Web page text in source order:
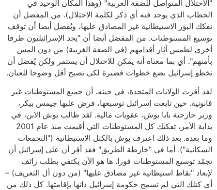
"الاحتلال المتواصل للضفة الغربية" (وهذا المكان الوحيد في
الخطاب الذي يوجد فيه أي ذكر لكلمة الاحتلال). من المفضل أن
تفكك البؤر الاستيطانية غير المصادق عليها، ويُفضل أيضا أن توقف
توسيع المستوطنات. من المفضل أيضا أن "يجد الإسرائيليون طرقا
أخرى لطمس آثار أقدامهم (في الضفة الغربية) من دون المس
بأمنهم". أي بما معناه أنه يمكن للاحتلال أن يستمر ولكن يُفضل أن
تخطو إسرائيل بضع خطوات قصيرة لكي تصبح أقل وضوحا للعيان.
لقد أقرت الولايات المتحدة، في حينه، أن جميع المستوطنات غير
قانونية. حين تابعت إسرائيل توسيعها، فرض عليها جيمس بيكر،
وزير خارجية بابا بوش، عقوبات مالية. لقد طالب بوش الابن، في
بداية الأمر، تفكيك كل المستوطنات التي أقيمت منذ عام 2001
وما بعده. بعد ذلك اعترف بوش بالكتل الاستيطانية ("التجمعات
السكانية"). أما في "خارطة الطريق" فقد أقر أن على إسرائيل أن
تجمّد توسيع المستوطنات فورا. ها هو الآن يكتفي بطلب زائف
لإبعاد "نقاط استيطانية غير مصادق عليها" (من دون أل التعريف) –
أي كتلك التي لم تسمح حكومة إسرائيل ذاتها بإقامتها. كل ذلك من